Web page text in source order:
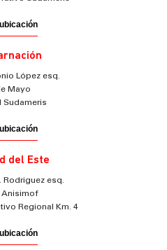
López esq.
Mayo
Sudameris
del Este
Rodriguez esq.
Anisimof
Regional Km. 4